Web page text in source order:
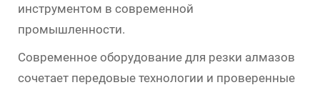
инструментом в современной
промышленности.
Современное оборудование для резки алмазов
сочетает передовые технологии и проверенные